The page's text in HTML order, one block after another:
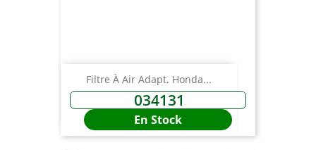
Filtre À Air Adapt. Honda...
034131
En Stock